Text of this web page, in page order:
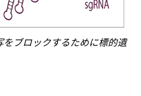
ブロックするために標的遺